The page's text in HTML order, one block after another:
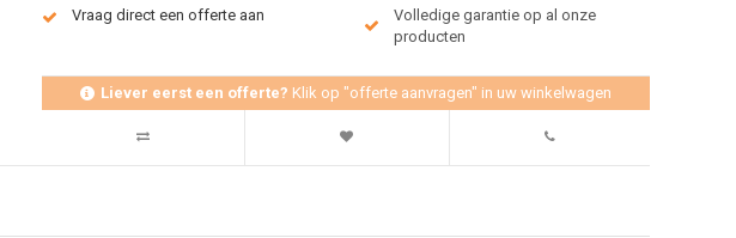
Vraag direct een offerte aan
Volledige garantie op al onze
producten
Liever eerst een offerte? Klik op "offerte aanvragen" in uw winkelwagen